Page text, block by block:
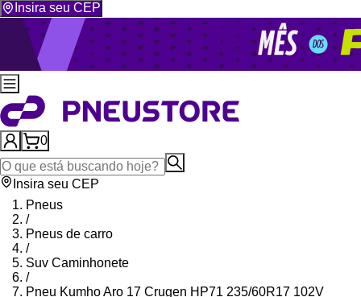
Insira seu CEP
0
Insira seu CEP
Pneus
/
Pneus de carro
/
Suv Caminhonete
/
Pneu Kumho Aro 17 Crugen HP71 235/60R17 102V